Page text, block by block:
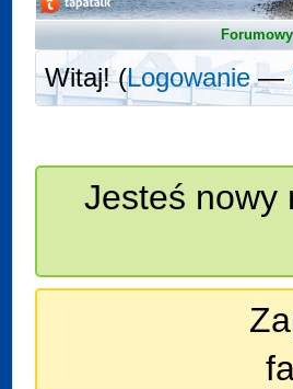
Witaj! (Logowanie—
Jesteś nowy